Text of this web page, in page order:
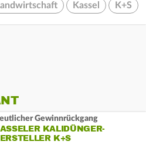
Kassel K+S
Gewinnrückgang
KALIDÜNGER-
K+S